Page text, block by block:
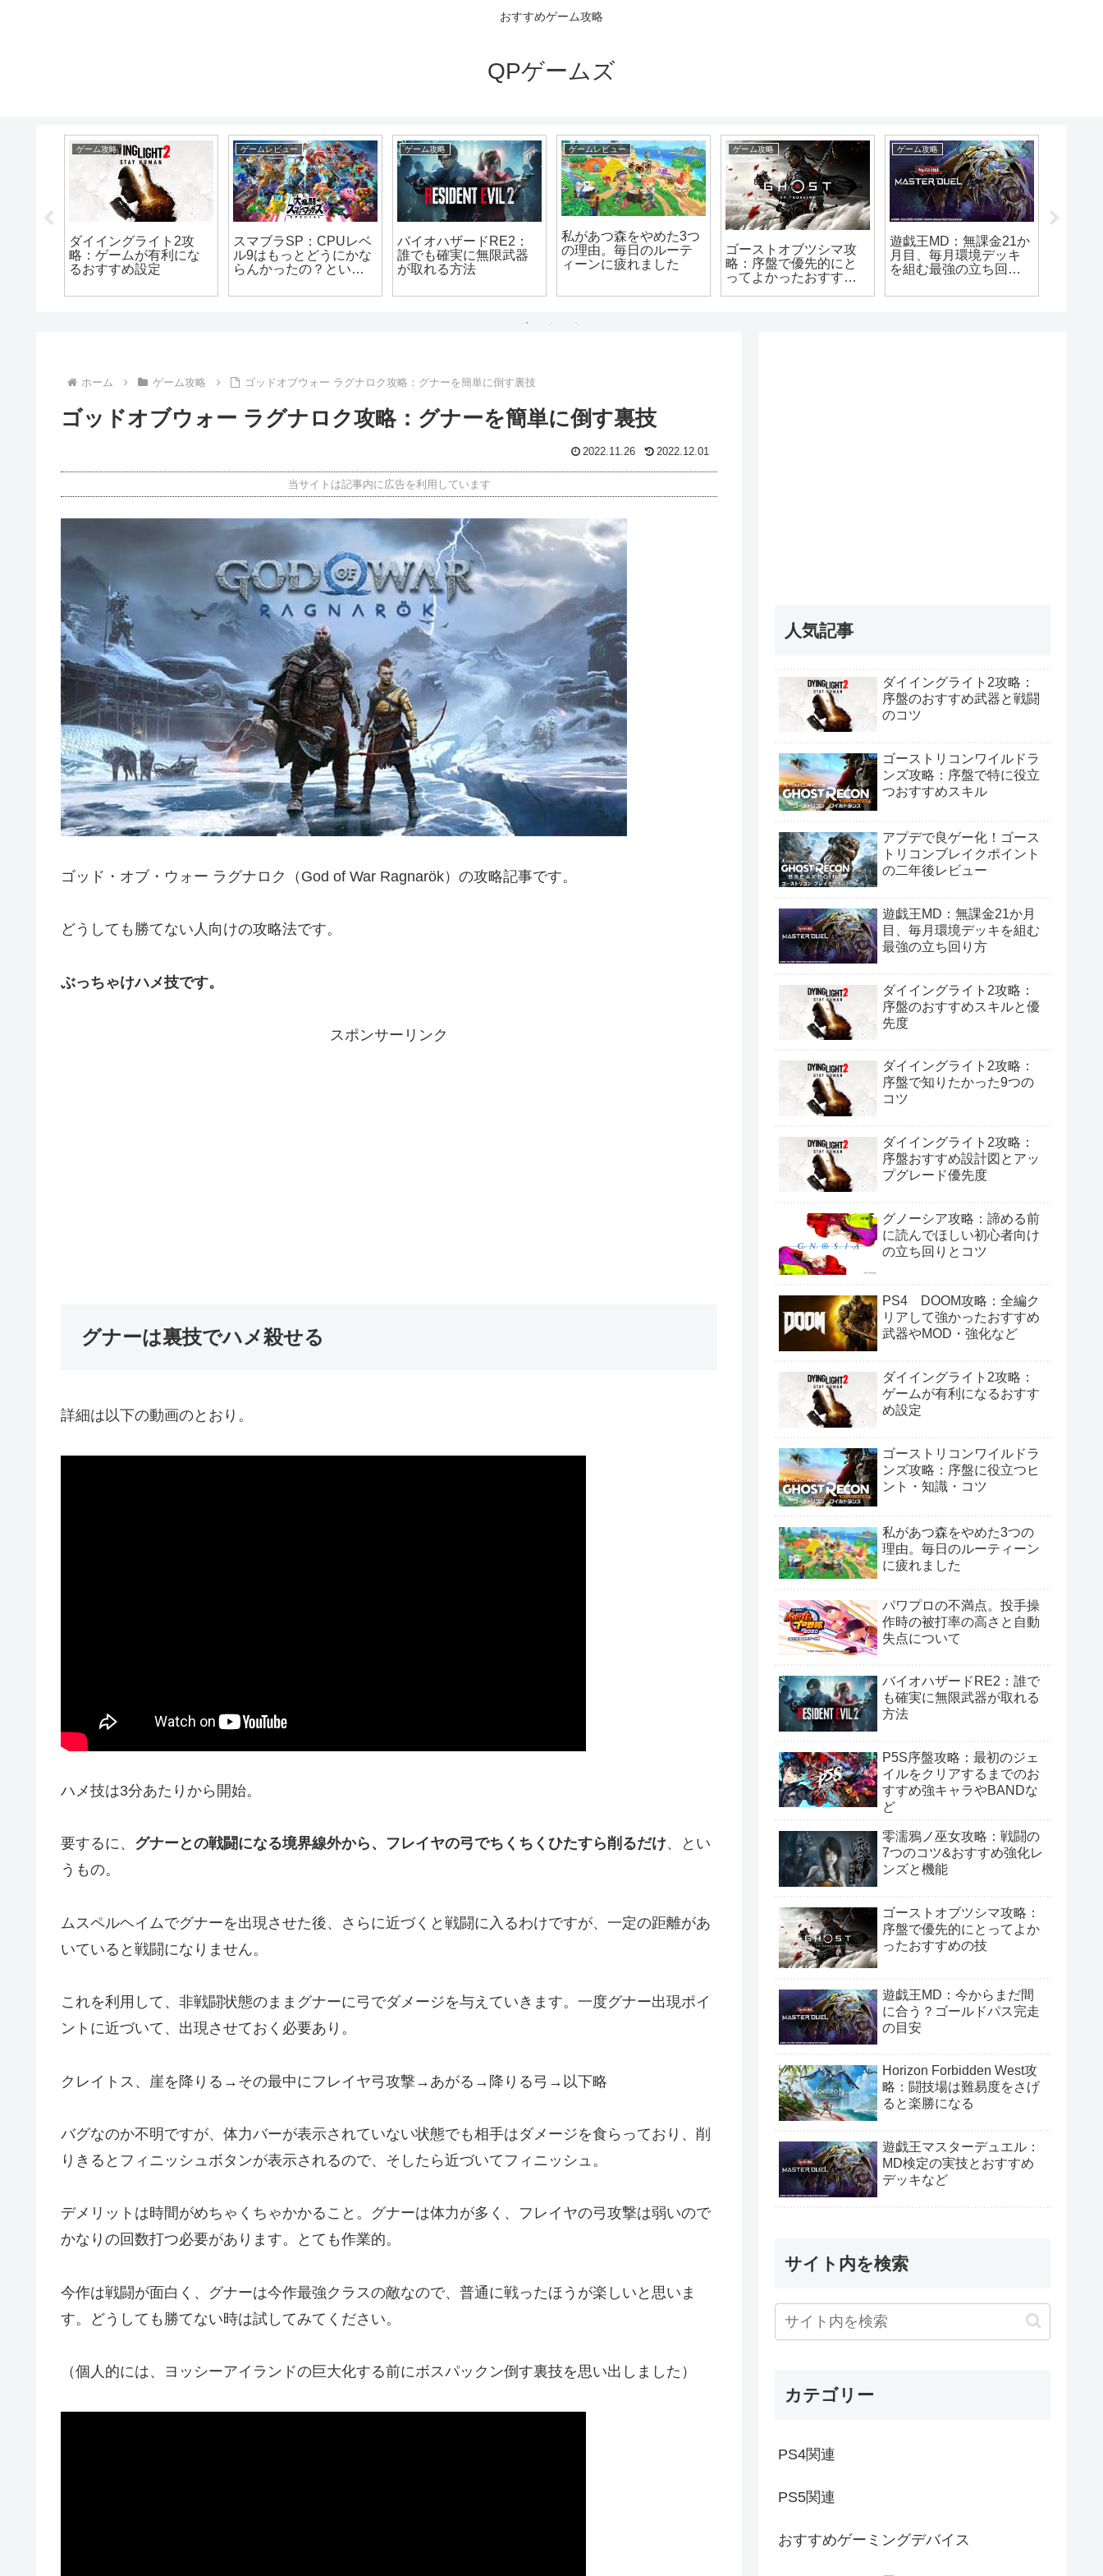
おすすめゲーム攻略
QPゲームズ
ゲーム攻略
ダイイングライト2攻
略：ゲームが有利にな
るおすすめ設定
ゲームレビュー
スマブラSP：CPUレベ
ル9はもっとどうにかな
らんかったの？という
ゲーム攻略
バイオハザードRE2：
誰でも確実に無限武器
が取れる方法
ゲームレビュー
私があつ森をやめた3つ
の理由。毎日のルーテ
ィーンに疲れました
ゲーム攻略
ゴーストオブツシマ攻
略：序盤で優先的にと
ってよかったおすすめ
ゲーム攻略
遊戯王MD：無課金21か
月目、毎月環境デッキ
を組む最強の立ち回り
ホーム ゲーム攻略 ゴッドオブウォー ラグナロク攻略：グナーを簡単に倒す裏技
ゴッドオブウォー ラグナロク攻略：グナーを簡単に倒す裏技
2022.11.26 2022.12.01
当サイトは記事内に広告を利用しています
ゴッド・オブ・ウォー ラグナロク（God of War Ragnarök）の攻略記事です。
どうしても勝てない人向けの攻略法です。
ぶっちゃけハメ技です。
スポンサーリンク
グナーは裏技でハメ殺せる
詳細は以下の動画のとおり。
ハメ技は3分あたりから開始。
要するに、 グナーとの戦闘になる境界線外から、フレイヤの弓でちくちくひたすら削るだけ、とい
うもの。
ムスペルヘイムでグナーを出現させた後、さらに近づくと戦闘に入るわけですが、一定の距離があ
いていると戦闘になりません。
これを利用して、非戦闘状態のままグナーに弓でダメージを与えていきます。一度グナー出現ポイ
ントに近づいて、出現させておく必要あり。
クレイトス、崖を降りる→その最中にフレイヤ弓攻撃→あがる→降りる弓→以下略
バグなのか不明ですが、体力バーが表示されていない状態でも相手はダメージを食らっており、削
りきるとフィニッシュボタンが表示されるので、そしたら近づいてフィニッシュ。
デメリットは時間がめちゃくちゃかかること。グナーは体力が多く、フレイヤの弓攻撃は弱いので
かなりの回数打つ必要があります。とても作業的。
今作は戦闘が面白く、グナーは今作最強クラスの敵なので、普通に戦ったほうが楽しいと思いま
す。どうしても勝てない時は試してみてください。
（個人的には、ヨッシーアイランドの巨大化する前にボスパックン倒す裏技を思い出しました）
人気記事
ダイイングライト2攻略：
序盤のおすすめ武器と戦闘
のコツ
ゴーストリコンワイルドラ
ンズ攻略：序盤で特に役立
つおすすめスキル
アプデで良ゲー化！ゴース
トリコンブレイクポイント
の二年後レビュー
遊戯王MD：無課金21か月
目、毎月環境デッキを組む
最強の立ち回り方
ダイイングライト2攻略：
序盤のおすすめスキルと優
先度
ダイイングライト2攻略：
序盤で知りたかった9つの
コツ
ダイイングライト2攻略：
序盤おすすめ設計図とアッ
プグレード優先度
グノーシア攻略：諦める前
に読んでほしい初心者向け
の立ち回りとコツ
PS4 DOOM攻略：全編ク
リアして強かったおすすめ
武器やMOD・強化など
ダイイングライト2攻略：
ゲームが有利になるおすす
め設定
ゴーストリコンワイルドラ
ンズ攻略：序盤に役立つヒ
ント・知識・コツ
私があつ森をやめた3つの
理由。毎日のルーティーン
に疲れました
パワプロの不満点。投手操
作時の被打率の高さと自動
失点について
バイオハザードRE2：誰で
も確実に無限武器が取れる
方法
P5S序盤攻略：最初のジェ
イルをクリアするまでのお
すすめ強キャラやBANDな
ど
零濡鴉ノ巫女攻略：戦闘の
7つのコツ&おすすめ強化レ
ンズと機能
ゴーストオブツシマ攻略：
序盤で優先的にとってよか
ったおすすめの技
遊戯王MD：今からまだ間
に合う？ゴールドパス完走
の目安
Horizon Forbidden West攻
略：闘技場は難易度をさげ
ると楽勝になる
遊戯王マスターデュエル：
MD検定の実技とおすすめ
デッキなど
サイト内を検索
カテゴリー
PS4関連
PS5関連
おすすめゲーミングデバイス